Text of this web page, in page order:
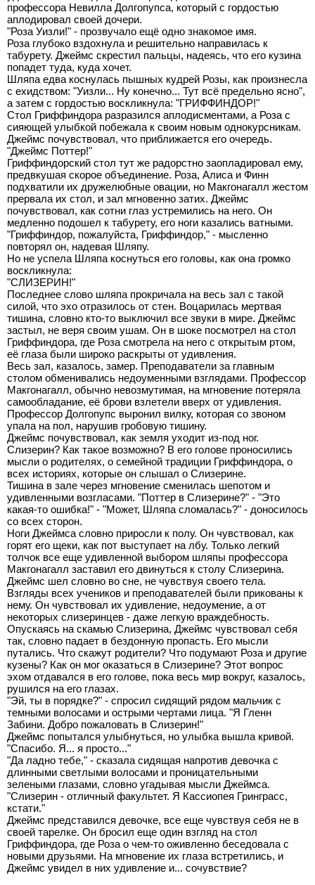
профессора Невилла Долгопупса, который с гордостью
аплодировал своей дочери.
"Роза Уизли!" - прозвучало ещё одно знакомое имя.
Роза глубоко вздохнула и решительно направилась к
табурету. Джеймс скрестил пальцы, надеясь, что его кузина
попадет туда, куда хочет.
Шляпа едва коснулась пышных кудрей Розы, как произнесла
с ехидством: "Уизли... Ну конечно... Тут всё предельно ясно",
а затем с гордостью воскликнула: "ГРИФФИНДОР!"
Стол Гриффиндора разразился аплодисментами, а Роза с
сияющей улыбкой побежала к своим новым однокурсникам.
Джеймс почувствовал, что приближается его очередь.
"Джеймс Поттер!"
Гриффиндорский стол тут же радорстно заопладировал ему,
предвкушая скорое объединение. Роза, Алиса и Финн
подхватили их дружелюбные овации, но Макгонагалл жестом
прервала их стол, и зал мгновенно затих. Джеймс
почувствовал, как сотни глаз устремились на него. Он
медленно подошел к табурету, его ноги казались ватными.
"Гриффиндор, пожалуйста, Гриффиндор," - мысленно
повторял он, надевая Шляпу.
Но не успела Шляпа коснуться его головы, как она громко
воскликнула:
"СЛИЗЕРИН!"
Последнее слово шляпа прокричала на весь зал с такой
силой, что эхо отразилось от стен. Воцарилась мертвая
тишина, словно кто-то выключил все звуки в мире. Джеймс
застыл, не веря своим ушам. Он в шоке посмотрел на стол
Гриффиндора, где Роза смотрела на него с открытым ртом,
её глаза были широко раскрыты от удивления.
Весь зал, казалось, замер. Преподаватели за главным
столом обменивались недоуменными взглядами. Профессор
Макгонагалл, обычно невозмутимая, на мгновение потеряла
самообладание, её брови взлетели вверх от удивления.
Профессор Долгопупс выронил вилку, которая со звоном
упала на пол, нарушив гробовую тишину.
Джеймс почувствовал, как земля уходит из-под ног.
Слизерин? Как такое возможно? В его голове проносились
мысли о родителях, о семейной традиции Гриффиндора, о
всех историях, которые он слышал о Слизерине.
Тишина в зале через мгновение сменилась шепотом и
удивленными возгласами. "Поттер в Слизерине?" - "Это
какая-то ошибка!" - "Может, Шляпа сломалась?" - доносилось
со всех сторон.
Ноги Джеймса словно приросли к полу. Он чувствовал, как
горят его щеки, как пот выступает на лбу. Только легкий
толчок все еще удивленной выбором шляпы профессора
Макгонагалл заставил его двинуться к столу Слизерина.
Джеймс шел словно во сне, не чувствуя своего тела.
Взгляды всех учеников и преподавателей были прикованы к
нему. Он чувствовал их удивление, недоумение, а от
некоторых слизеринцев - даже легкую враждебность.
Опускаясь на скамью Слизерина, Джеймс чувствовал себя
так, словно падает в бездонную пропасть. Его мысли
путались. Что скажут родители? Что подумают Роза и другие
кузены? Как он мог оказаться в Слизерине? Этот вопрос
эхом отдавался в его голове, пока весь мир вокруг, казалось,
рушился на его глазах.
"Эй, ты в порядке?" - спросил сидящий рядом мальчик с
темными волосами и острыми чертами лица. "Я Гленн
Забини. Добро пожаловать в Слизерин!"
Джеймс попытался улыбнуться, но улыбка вышла кривой.
"Спасибо. Я... я просто..."
"Да ладно тебе," - сказала сидящая напротив девочка с
длинными светлыми волосами и проницательными
зелеными глазами, словно угадывая мысли Джеймса.
"Слизерин - отличный факультет. Я Кассиопея Гринграсс,
кстати."
Джеймс представился девочке, все еще чувствуя себя не в
своей тарелке. Он бросил еще один взгляд на стол
Гриффиндора, где Роза о чем-то оживленно беседовала с
новыми друзьями. На мгновение их глаза встретились, и
Джеймс увидел в них удивление и... сочувствие?